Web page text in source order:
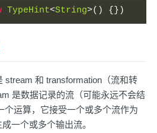
TypeHint<String>() {})
stream 和 transformation（流和转
是数据记录的流（可能永远不会结
个运算，它接受一个或多个流作为
一个或多个输出流。